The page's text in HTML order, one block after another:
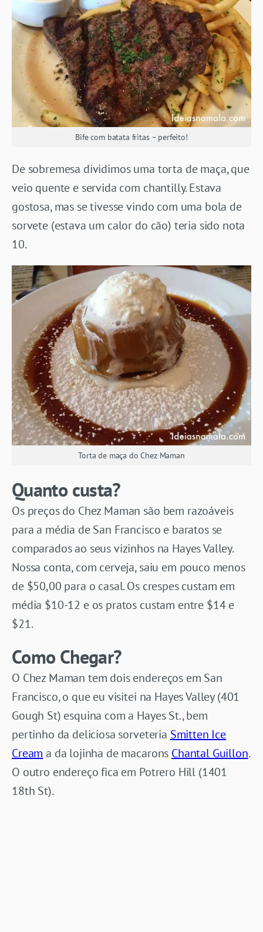
Bife com batata fritas – perfeito!
De sobremesa dividimos uma torta de maça, que
veio quente e servida com chantilly. Estava
gostosa, mas se tivesse vindo com uma bola de
sorvete (estava um calor do cão) teria sido nota
10.
Torta de maça do Chez Maman
Quanto custa?
Os preços do Chez Maman são bem razoáveis
para a média de San Francisco e baratos se
comparados ao seus vizinhos na Hayes Valley.
Nossa conta, com cerveja, saiu em pouco menos
de $50,00 para o casal. Os crespes custam em
média $10-12 e os pratos custam entre $14 e
$21.
Como Chegar?
O Chez Maman tem dois endereços em San
Francisco, o que eu visitei na Hayes Valley (401
Gough St) esquina com a Hayes St., bem
pertinho da deliciosa sorveteria Smitten Ice
Cream a da lojinha de macarons Chantal Guillon.
O outro endereço fica em Potrero Hill (1401
18th St).